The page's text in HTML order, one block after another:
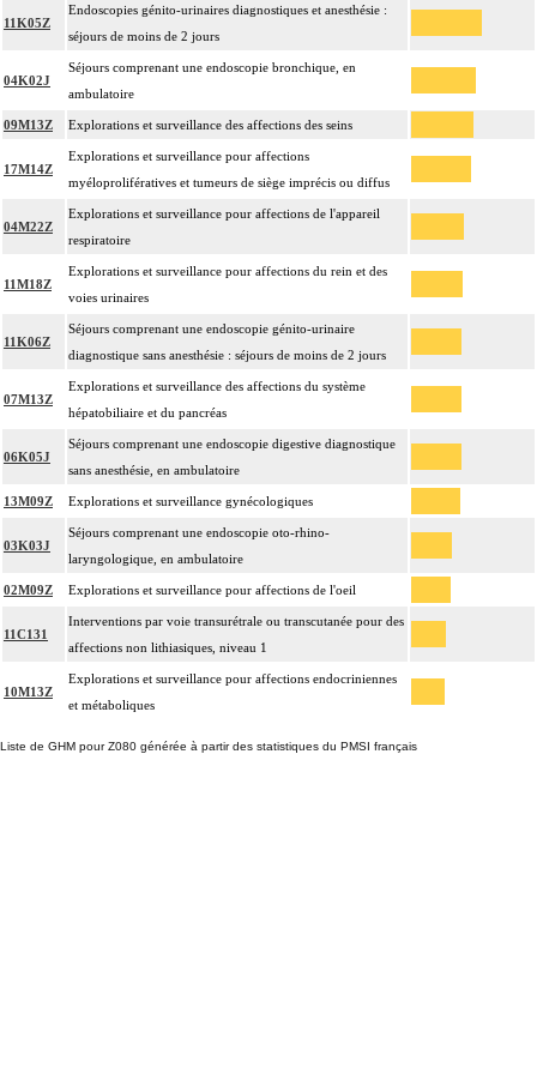
11K05Z
Endoscopies génito-urinaires diagnostiques et anesthésie :
séjours de moins de 2 jours
04K02J
Séjours comprenant une endoscopie bronchique, en
ambulatoire
09M13Z Explorations et surveillance des affections des seins
17M14Z
Explorations et surveillance pour affections
myéloprolifératives et tumeurs de siège imprécis ou diffus
04M22Z
Explorations et surveillance pour affections de l'appareil
respiratoire
11M18Z
Explorations et surveillance pour affections du rein et des
voies urinaires
11K06Z
Séjours comprenant une endoscopie génito-urinaire
diagnostique sans anesthésie : séjours de moins de 2 jours
07M13Z
Explorations et surveillance des affections du système
hépatobiliaire et du pancréas
06K05J
Séjours comprenant une endoscopie digestive diagnostique
sans anesthésie, en ambulatoire
13M09Z Explorations et surveillance gynécologiques
03K03J
Séjours comprenant une endoscopie oto-rhino-
laryngologique, en ambulatoire
02M09Z Explorations et surveillance pour affections de l'oeil
11C131
Interventions par voie transurétrale ou transcutanée pour des
affections non lithiasiques, niveau 1
10M13Z
Explorations et surveillance pour affections endocriniennes
et métaboliques
Liste de GHM pour Z080 générée à partir des statistiques du PMSI français